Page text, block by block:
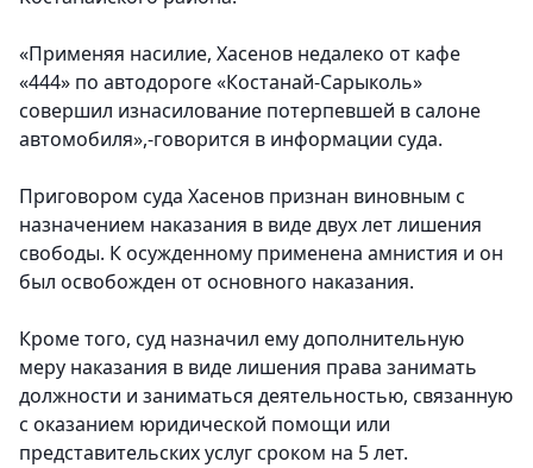
«Применяя насилие, Хасенов недалеко от кафе
«444» по автодороге «Костанай-Сарыколь»
совершил изнасилование потерпевшей в салоне
автомобиля»,-говорится в информации суда.
Приговором суда Хасенов признан виновным с
назначением наказания в виде двух лет лишения
свободы. К осужденному применена амнистия и он
был освобожден от основного наказания.
Кроме того, суд назначил ему дополнительную
меру наказания в виде лишения права занимать
должности и заниматься деятельностью, связанную
с оказанием юридической помощи или
представительских услуг сроком на 5 лет.